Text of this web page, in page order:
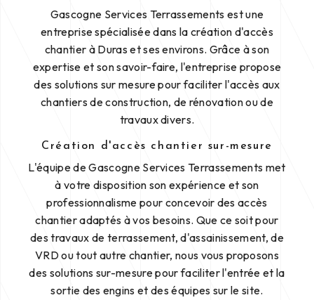
Gascogne Services Terrassements est une
entreprise spécialisée dans la création d'accès
chantier à Duras et ses environs. Grâce à son
expertise et son savoir-faire, l'entreprise propose
des solutions sur mesure pour faciliter l'accès aux
chantiers de construction, de rénovation ou de
travaux divers.
Création d'accès chantier sur-mesure
L'équipe de Gascogne Services Terrassements met
à votre disposition son expérience et son
professionnalisme pour concevoir des accès
chantier adaptés à vos besoins. Que ce soit pour
des travaux de terrassement, d'assainissement, de
VRD ou tout autre chantier, nous vous proposons
des solutions sur-mesure pour faciliter l'entrée et la
sortie des engins et des équipes sur le site.